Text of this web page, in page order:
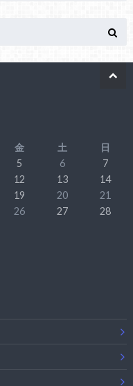
金 土
日
5 6
7
12 13
14
19 20
21
26 27
28